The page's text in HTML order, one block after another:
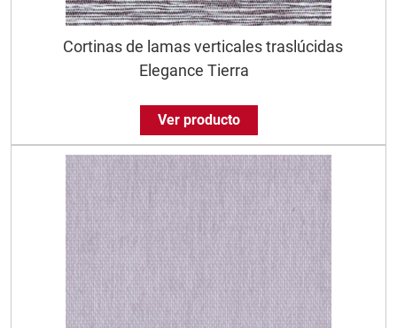
Cortinas de lamas verticales traslúcidas
Elegance Tierra
Ver producto